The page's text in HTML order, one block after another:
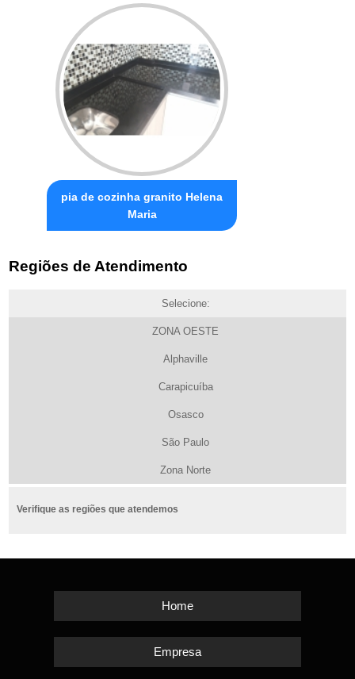
pia de cozinha granito Helena
Maria
Regiões de Atendimento
Selecione:
ZONA OESTE
Alphaville
Carapicuíba
Osasco
São Paulo
Zona Norte
Verifique as regiões que atendemos
Home
Empresa